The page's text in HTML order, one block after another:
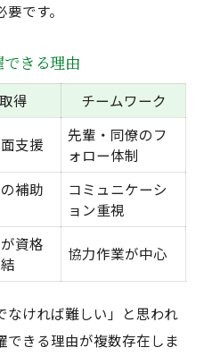
です。
きる理由
得
チームワーク
支援
先輩・同僚のフ
ォロー体制
補助
コミュニケーシ
ョン重視
資格
協力作業が中心
なければ難しい」と思われ
できる理由が複数存在しま